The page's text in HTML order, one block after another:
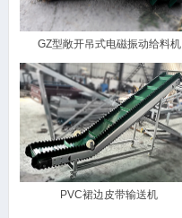
GZ型敞开吊式电磁振动给料机
PVC裙边皮带输送机